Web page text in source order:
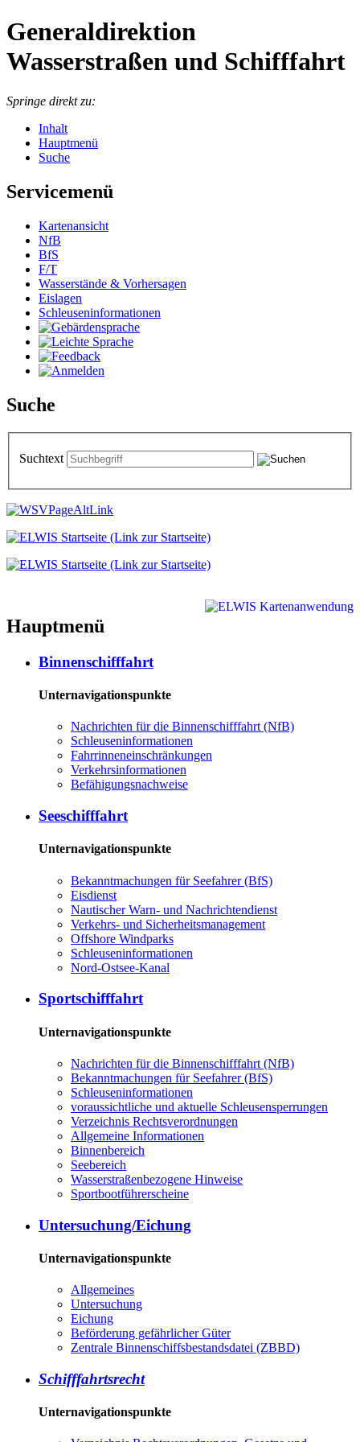
Generaldirektion
Wasserstraßen und Schifffahrt
Springe direkt zu:
Inhalt
Hauptmenü
Suche
Servicemenü
Kartenansicht
NfB
BfS
F/T
Wasserstände & Vorhersagen
Eislagen
Schleuseninformationen
Suche
Suchtext
Hauptmenü
Binnenschifffahrt
Unternavigationspunkte
Nachrichten für die Binnenschifffahrt (NfB)
Schleuseninformationen
Fahrrinneneinschränkungen
Verkehrsinformationen
Befähigungsnachweise
Seeschifffahrt
Unternavigationspunkte
Bekanntmachungen für Seefahrer (BfS)
Eisdienst
Nautischer Warn- und Nachrichtendienst
Verkehrs- und Sicherheitsmanagement
Offshore Windparks
Schleuseninformationen
Nord-Ostsee-Kanal
Sportschifffahrt
Unternavigationspunkte
Nachrichten für die Binnenschifffahrt (NfB)
Bekanntmachungen für Seefahrer (BfS)
Schleuseninformationen
voraussichtliche und aktuelle Schleusensperrungen
Verzeichnis Rechtsverordnungen
Allgemeine Informationen
Binnenbereich
Seebereich
Wasserstraßenbezogene Hinweise
Sportbootführerscheine
Untersuchung/Eichung
Unternavigationspunkte
Allgemeines
Untersuchung
Eichung
Beförderung gefährlicher Güter
Zentrale Binnenschiffsbestandsdatei (ZBBD)
Schifffahrtsrecht
Unternavigationspunkte